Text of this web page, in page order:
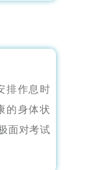
排作息时
的身体状
面对考试